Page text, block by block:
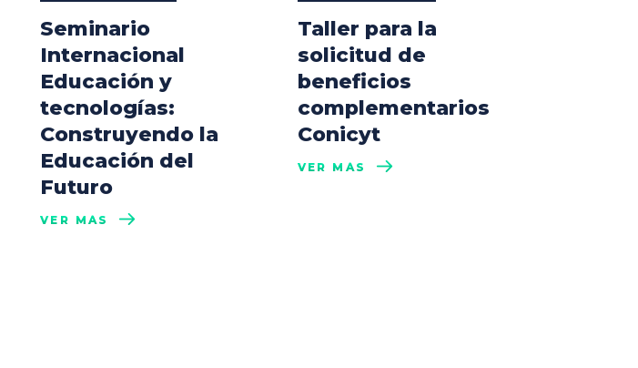
Seminario
Internacional
Educación y
tecnologías:
Construyendo la
Educación del
Futuro
VER MÁS
Taller para la
solicitud de
beneficios
complementarios
Conicyt
VER MÁS